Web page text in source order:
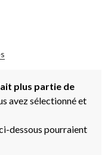
plus partie de
avez sélectionné et
dessous pourraient